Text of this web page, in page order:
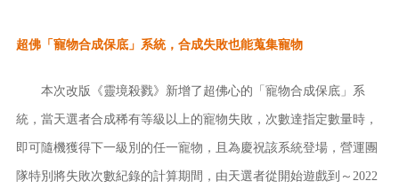
超佛「寵物合成保底」系統，合成失敗也能蒐集寵物
本次改版《靈境殺戮》新增了超佛心的「寵物合成保底」系
統，當天選者合成稀有等級以上的寵物失敗，次數達指定數量時，
即可隨機獲得下一級別的任一寵物，且為慶祝該系統登場，營運團
隊特別將失敗次數紀錄的計算期間，由天選者從開始遊戲到～2022